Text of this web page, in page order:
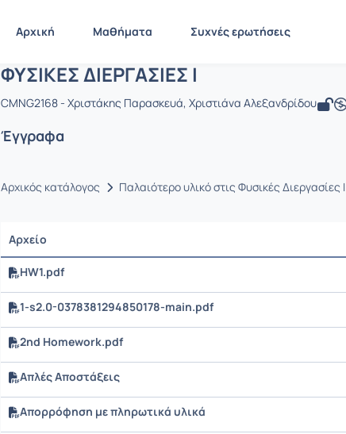
Αρχική Μαθήματα Συχνές ερωτήσεις
Αρχική Σελίδα ΦΥΣΙΚΕΣ ΔΙΕΡΓΑΣΙΕΣ Ι Έγγραφα
Μάθημα : ΦΥΣΙΚΕΣ ΔΙΕΡΓΑΣΙΕΣ Ι
Κωδικός : CMNG2168
ΦΥΣΙΚΕΣ ΔΙΕΡΓΑΣΙΕΣ Ι
CMNG2168 - Χριστάκης Παρασκευά, Χριστιάνα Αλεξανδρίδου
Έγγραφα
Αρχικός κατάλογος Παλαιότερο υλικό στις Φυσικές Διεργασίες Ι
Αρχείο
HW1.pdf
1-s2.0-0378381294850178-main.pdf
2nd Homework.pdf
Απλές Αποστάξεις
Απορρόφηση με πληρωτικά υλικά